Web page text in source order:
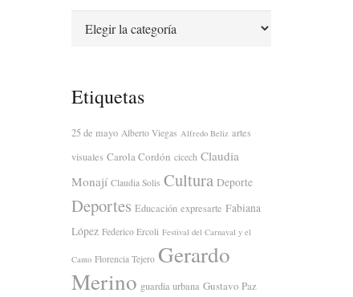
Etiquetas
25 de mayo Alberto Viegas Alfredo Beliz artes
visuales Carola Cordón cicech Claudia
Monají Claudia Solis Cultura Deporte
Deportes Educación expresarte Fabiana
López Federico Ercoli Festival del Carnaval y el
Canto Florencia Tejero Gerardo
Merino guardia urbana Gustavo Paz